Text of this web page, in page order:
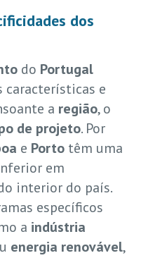
dos
do Portugal
características e
a região, o
de projeto. Por
e Porto têm uma
em
interior do país.
específicos
a indústria
energia renovável,